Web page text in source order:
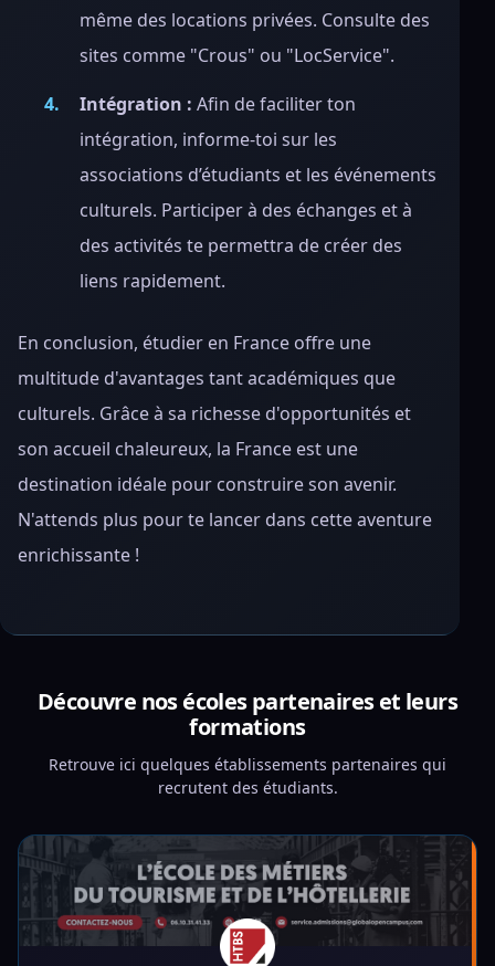
même des locations privées. Consulte des
sites comme "Crous" ou "LocService".
Intégration : Afin de faciliter ton
intégration, informe-toi sur les
associations d’étudiants et les événements
culturels. Participer à des échanges et à
des activités te permettra de créer des
liens rapidement.
En conclusion, étudier en France offre une
multitude d'avantages tant académiques que
culturels. Grâce à sa richesse d'opportunités et
son accueil chaleureux, la France est une
destination idéale pour construire son avenir.
N'attends plus pour te lancer dans cette aventure
enrichissante !
Découvre nos écoles partenaires et leurs
formations
Retrouve ici quelques établissements partenaires qui
recrutent des étudiants.